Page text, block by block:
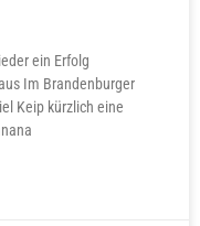
ein Erfolg
Im Brandenburger
Keip kürzlich eine